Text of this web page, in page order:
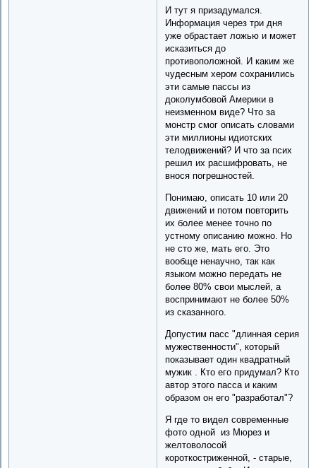
И тут я призадумался.
Информация через три дня
уже обрастает ложью и может
исказиться до
противоположной. И каким же
чудесным хером сохранились
эти самые пассы из
доколумбовой Америки в
неизменном виде? Что за
монстр смог описать словами
эти миллионы идиотских
телодвижений? И что за псих
решил их расшифровать, не
внося погрешностей.
Понимаю, описать 10 или 20
движений и потом повторить
их более менее точно по
устному описанию можно. Но
не сто же, мать его. Это
вообще ненаучно, так как
языком можно передать не
более 80% свои мыслей, а
воспринимают не более 50%
из сказанного.
Допустим пасс "длинная серия
мужественности", который
показывает один квадратный
мужик . Кто его придумал? Кто
автор этого пасса и каким
образом он его "разработал"?
Я где то видел современные
фото одной из Мюрез и
желтоволосой
короткостриженной, - старые,